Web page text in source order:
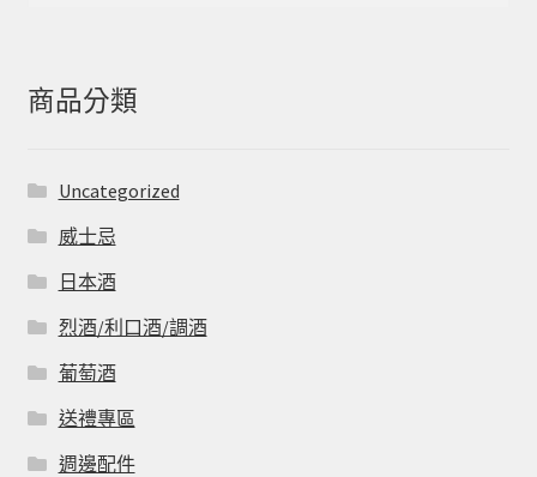
字:
商品分類
Uncategorized
威士忌
日本酒
烈酒/利口酒/調酒
葡萄酒
送禮專區
週邊配件